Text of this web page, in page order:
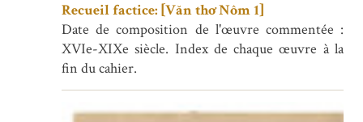
Recueil factice: [Văn thơ Nôm 1]
Date de composition de l'œuvre commentée :
XVIe-XIXe siècle. Index de chaque œuvre à la
fin du cahier.